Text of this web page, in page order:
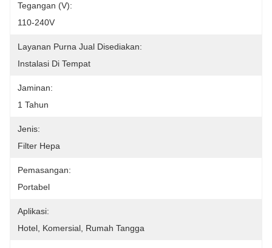
Tegangan (V):
110-240V
Layanan Purna Jual Disediakan:
Instalasi Di Tempat
Jaminan:
1 Tahun
Jenis:
Filter Hepa
Pemasangan:
Portabel
Aplikasi:
Hotel, Komersial, Rumah Tangga